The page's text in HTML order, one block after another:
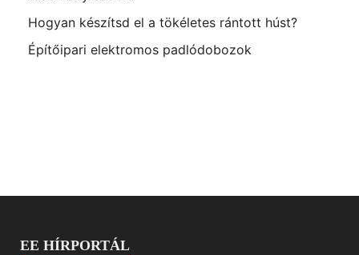
Hogyan készítsd el a tökéletes rántott húst?
Építőipari elektromos padlódobozok
EE HÍRPORTÁL